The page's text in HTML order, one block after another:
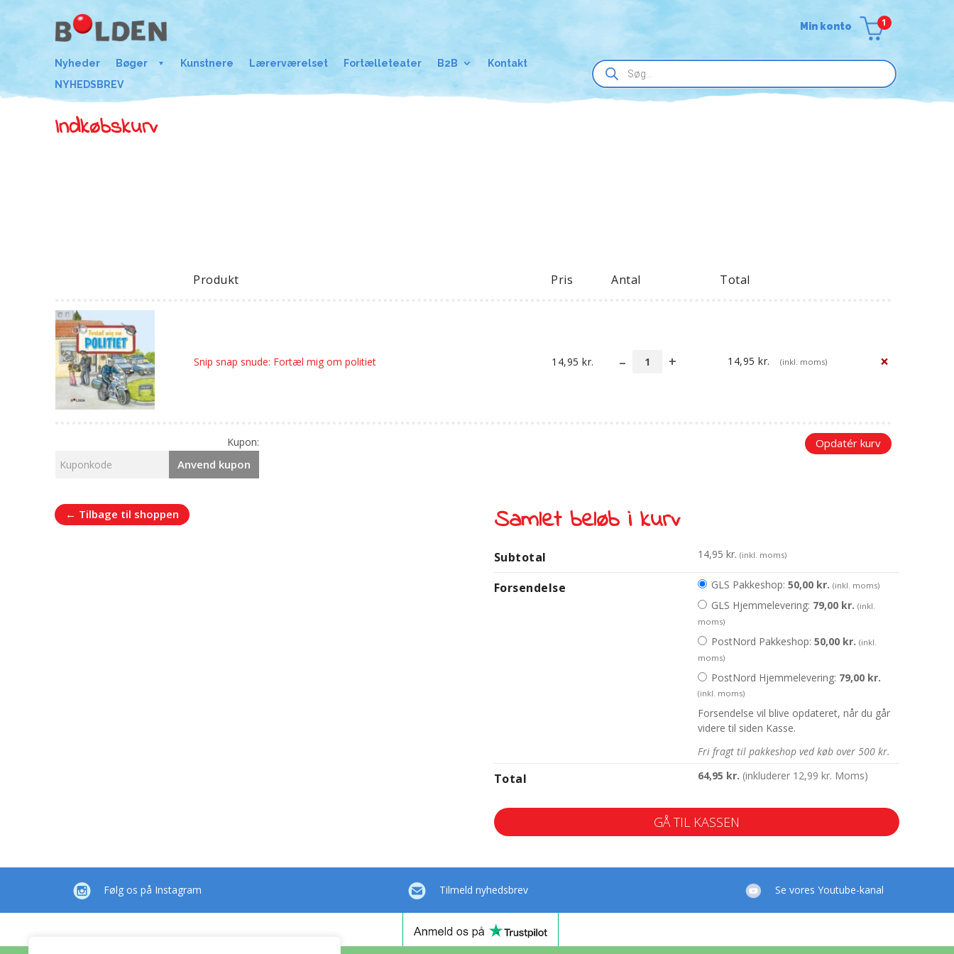
Nyheder Bøger Kunstnere Lærerværelset Fortælleteater B2B
Kontakt
NYHEDSBREV
Min konto 1
Products
search
Indkøbskurv
Produkt Pris Antal Total
Snip snap snude: Fortæl mig om politiet 14,95kr.
Snip
14,95kr. (inkl. moms) ×
Kupon:
Anvend kupon
Opdatér kurv
Samlet beløb i kurv
Subtotal 14,95 kr. (inkl. moms)
Forsendelse GLS Pakkeshop: 50,00 kr. (inkl. moms)
GLS Hjemmelevering: 79,00 kr. (inkl.
moms)
PostNord Pakkeshop: 50,00 kr. (inkl.
moms)
PostNord Hjemmelevering: 79,00 kr.
(inkl. moms)
Forsendelse vil blive opdateret, når du går
videre til siden Kasse.
Fri fragt til pakkeshop ved køb over 500 kr.
Total 64,95 kr. (inkluderer 12,99 kr. Moms)
GÅ TIL KASSEN
← Tilbage til shoppen
Følg os på Instagram Tilmeld nyhedsbrev Se vores Youtube-kanal